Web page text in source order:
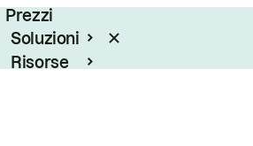
Prezzi
Soluzioni
Risorse